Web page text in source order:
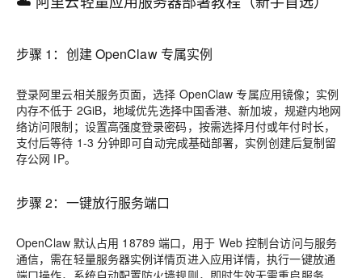
步骤 1：创建 OpenClaw 专属实例
登录阿里云相关服务页面，选择 OpenClaw 专属应用镜像；实例
内存不低于 2GiB，地域优先选择中国香港、新加坡，规避内地网
络访问限制；设置高强度登录密码，按需选择月付或年付时长，
支付后等待 1-3 分钟即可自动完成基础部署，实例创建后复制留
存公网 IP。
步骤 2：一键放行服务端口
OpenClaw 默认占用 18789 端口，用于 Web 控制台访问与服务
通信，需在轻量服务器实例详情页进入应用详情，执行一键放通